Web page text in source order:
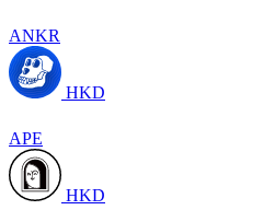
ANKR
HKD
APE
HKD